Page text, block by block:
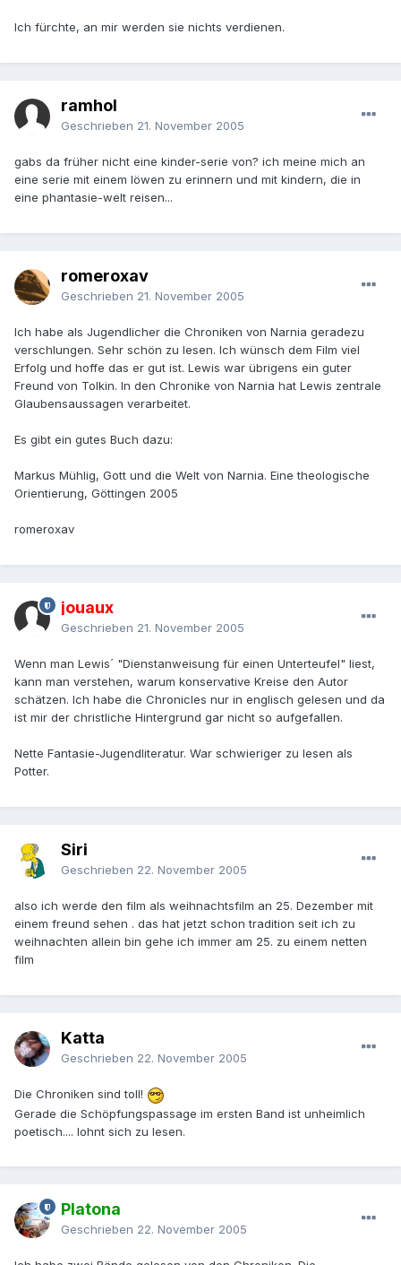
Ich fürchte, an mir werden sie nichts verdienen.
ramhol
Geschrieben 21. November 2005
gabs da früher nicht eine kinder-serie von? ich meine mich an
eine serie mit einem löwen zu erinnern und mit kindern, die in
eine phantasie-welt reisen...
romeroxav
Geschrieben 21. November 2005
Ich habe als Jugendlicher die Chroniken von Narnia geradezu
verschlungen. Sehr schön zu lesen. Ich wünsch dem Film viel
Erfolg und hoffe das er gut ist. Lewis war übrigens ein guter
Freund von Tolkin. In den Chronike von Narnia hat Lewis zentrale
Glaubensaussagen verarbeitet.
Es gibt ein gutes Buch dazu:
Markus Mühlig, Gott und die Welt von Narnia. Eine theologische
Orientierung, Göttingen 2005
romeroxav
jouaux
Geschrieben 21. November 2005
Wenn man Lewis´ "Dienstanweisung für einen Unterteufel" liest,
kann man verstehen, warum konservative Kreise den Autor
schätzen. Ich habe die Chronicles nur in englisch gelesen und da
ist mir der christliche Hintergrund gar nicht so aufgefallen.
Nette Fantasie-Jugendliteratur. War schwieriger zu lesen als
Potter.
Siri
Geschrieben 22. November 2005
also ich werde den film als weihnachtsfilm an 25. Dezember mit
einem freund sehen . das hat jetzt schon tradition seit ich zu
weihnachten allein bin gehe ich immer am 25. zu einem netten
film
Katta
Geschrieben 22. November 2005
Die Chroniken sind toll!
Gerade die Schöpfungspassage im ersten Band ist unheimlich
poetisch.... lohnt sich zu lesen.
Platona
Geschrieben 22. November 2005